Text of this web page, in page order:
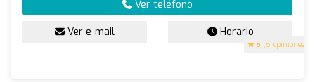
5 (5 opiniones)
Ver teléfono
Ver e-mail Horario